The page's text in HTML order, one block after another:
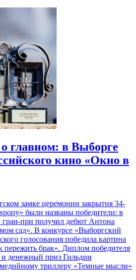
главном: в Выборге
кино «Окно в
замке церемонии закрытия 34-
были названы победители: в
гран-при получил дебют Антона
сад». В конкурсе «Выборгский
голосования победила картина
брак». Диплом победителя
и денежный приз Гильдии
триллеру «Темные мысли»